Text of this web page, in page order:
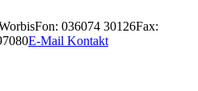
Fon: 036074 30126Fax:
E-Mail Kontakt